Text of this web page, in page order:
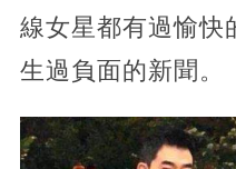
線女星都有過愉快
生過負面的新聞。